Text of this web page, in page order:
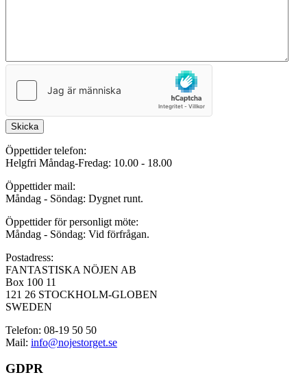
Skicka
Öppettider telefon:
Helgfri Måndag-Fredag: 10.00 - 18.00
Öppettider mail:
Måndag - Söndag: Dygnet runt.
Öppettider för personligt möte:
Måndag - Söndag: Vid förfrågan.
Postadress:
FANTASTISKA NÖJEN AB
Box 100 11
121 26 STOCKHOLM-GLOBEN
SWEDEN
Telefon: 08-19 50 50
Mail: info@nojestorget.se
GDPR